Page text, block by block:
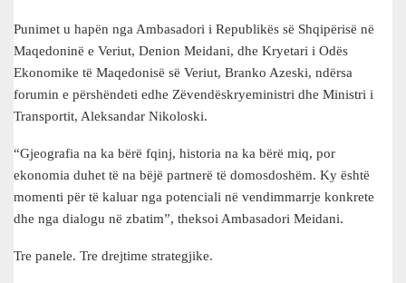
Punimet u hapën nga Ambasadori i Republikës së Shqipërisë në
Maqedoninë e Veriut, Denion Meidani, dhe Kryetari i Odës
Ekonomike të Maqedonisë së Veriut, Branko Azeski, ndërsa
forumin e përshëndeti edhe Zëvendëskryeministri dhe Ministri i
Transportit, Aleksandar Nikoloski.
“Gjeografia na ka bërë fqinj, historia na ka bërë miq, por
ekonomia duhet të na bëjë partnerë të domosdoshëm. Ky është
momenti për të kaluar nga potenciali në vendimmarrje konkrete
dhe nga dialogu në zbatim”, theksoi Ambasadori Meidani.
Tre panele. Tre drejtime strategjike.